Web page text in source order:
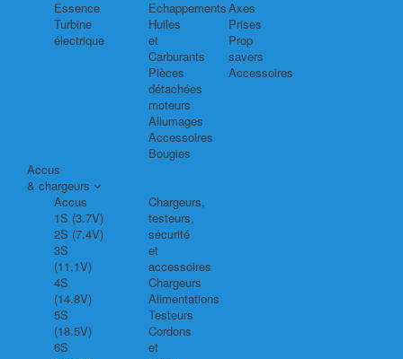
Essence
Turbine
électrique
Echappements
Huiles
et
Carburants
Pièces
détachées
moteurs
Allumages
Accessoires
Bougies
Axes
Prises
Prop
savers
Accessoires
Accus
& chargeurs
Accus
1S (3.7V)
2S (7.4V)
3S
(11,1V)
4S
(14.8V)
5S
(18.5V)
6S
Chargeurs,
testeurs,
sécurité
et
accessoires
Chargeurs
Alimentations
Testeurs
Cordons
et